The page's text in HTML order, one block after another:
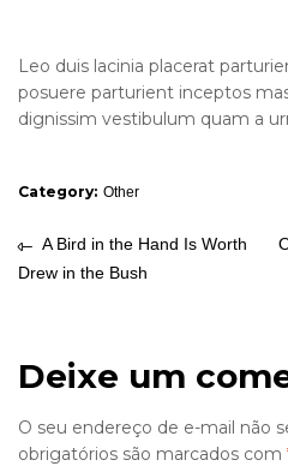
Leo duis lacinia placerat
posuere parturient inceptos
dignissim vestibulum quam a
Category: Other
A Bird in the Hand Is Worth
Drew in the Bush
Deixe um
O seu endereço de e-mail não
obrigatórios são marcados com